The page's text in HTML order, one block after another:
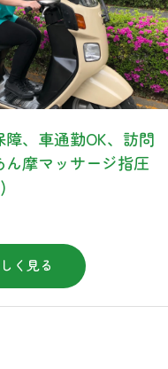
、車通勤OK、訪問
摩マッサージ指圧
く見る